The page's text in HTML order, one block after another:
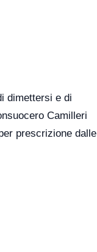
dimettersi e di
Camilleri
prescrizione dalle